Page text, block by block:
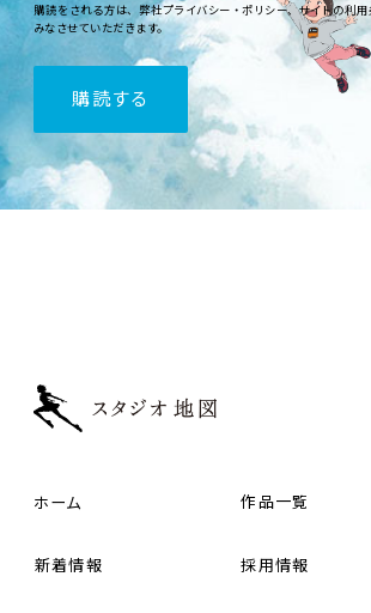
購読をされる方は、 弊社プライバシー・ポリシー、サイトの利用
みなさせていただきます。
購読する
ホーム 作品一覧
新着情報 採用情報